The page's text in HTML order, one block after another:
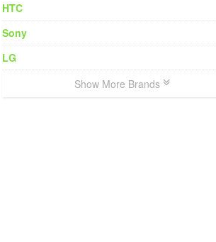
HTC
Sony
LG
Show More Brands